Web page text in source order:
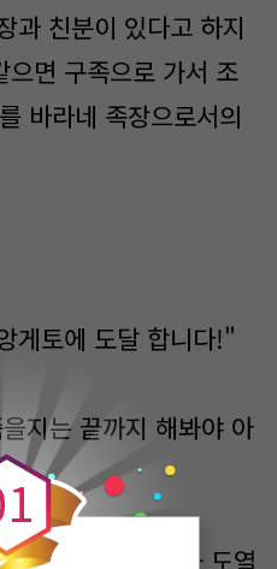
과 친분이 있다고 하지
으면 구족으로 가서 조
바라네 족장으로서의
게토에 도달 합니다!"
지는 끝까지 해봐야 아
에 참전할 군대가 도열
0
1